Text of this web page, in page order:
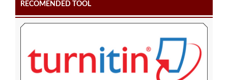
RECOMENDED TOOL